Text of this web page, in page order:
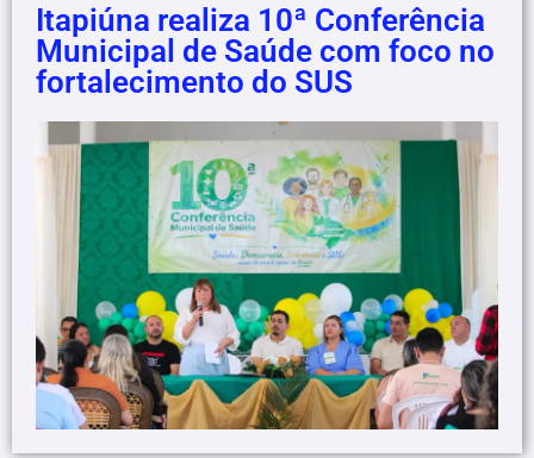
Itapiúna realiza 10ª Conferência
Municipal de Saúde com foco no
fortalecimento do SUS